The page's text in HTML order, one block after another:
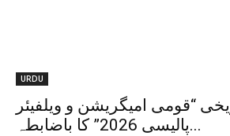
URDU
“قومی امیگریشن و ویلفیئر
پالیسی 2026” کا باضابطہ...